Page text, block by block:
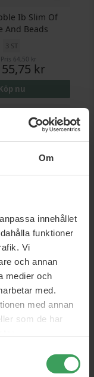
Om
innehållet
funktioner
Vi
och annan
medier och
med.
med annan
som de har
Ib Slim Of
And Beads
3 ST
64,50 kr
55,75 kr
nu
- Purple (U)
3 ST
21,75 kr
nu